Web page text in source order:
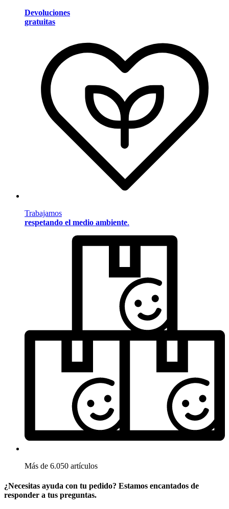
Devoluciones
gratuitas
Trabajamos
respetando el medio ambiente.
Más de 6.050 artículos
¿Necesitas ayuda con tu pedido? Estamos encantados de
responder a tus preguntas.